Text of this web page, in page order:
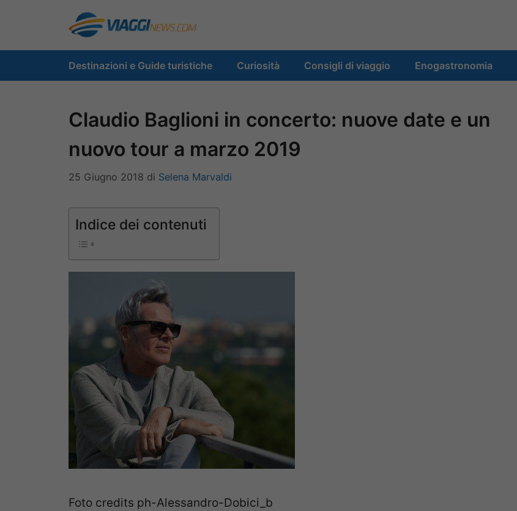
contenuto
Destinazioni e Guide turistiche Curiosità Consigli di viaggio Enogastronomia
Claudio Baglioni in concerto: nuove date e un
nuovo tour a marzo 2019
25 Giugno 2018 di Selena Marvaldi
Indice dei contenuti
Foto credits ph-Alessandro-Dobici_b